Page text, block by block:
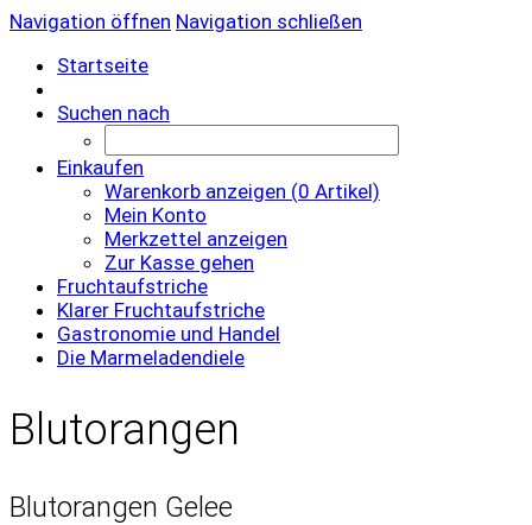
Navigation öffnen Navigation schließen
Startseite
Suchen nach
Einkaufen
Warenkorb anzeigen (0 Artikel)
Mein Konto
Merkzettel anzeigen
Zur Kasse gehen
Fruchtaufstriche
Klarer Fruchtaufstriche
Gastronomie und Handel
Die Marmeladendiele
Blutorangen
Blutorangen Gelee